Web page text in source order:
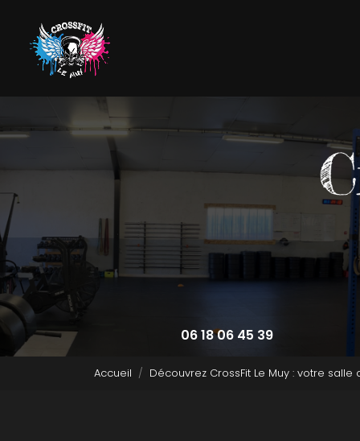
contenu
principal
06 18 06 45 39
Accueil Découvrez CrossFit Le Muy : votre salle